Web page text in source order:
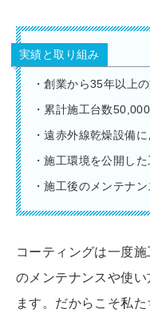
実績と取り組み
・創業から35年以上
・累計施工台数
・遠赤外線乾燥設備
・施工環境を公開し
・施工後のメンテナ
コーティングは一度
のメンテナンスや使
ます。だからこそ私